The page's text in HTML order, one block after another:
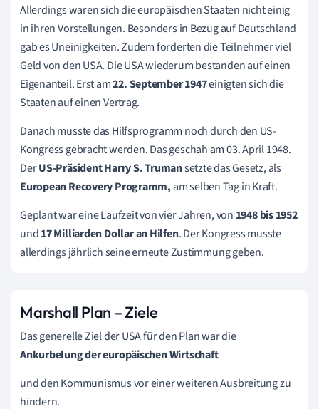
Allerdings waren sich die europäischen Staaten nicht einig
in ihren Vorstellungen. Besonders in Bezug auf Deutschland
gab es Uneinigkeiten. Zudem forderten die Teilnehmer viel
Geld von den USA. Die USA wiederum bestanden auf einen
Eigenanteil. Erst am22. September 1947einigten sich die
Staaten auf einen Vertrag.
Danach musste das Hilfsprogramm noch durch den US-
Kongress gebracht werden. Das geschah am 03. April 1948.
DerUS-Präsident Harry S. Trumansetzte das Gesetz, als
European Recovery Programm, am selben Tag in Kraft.
Geplant war eine Laufzeit von vier Jahren, von 1948 bis 1952
und17 Milliarden Dollar an Hilfen. Der Kongress musste
allerdings jährlich seine erneute Zustimmung geben.
Marshall Plan – Ziele
Das generelle Ziel der USA für den Plan war die
Ankurbelung der europäischen Wirtschaft
und den Kommunismus vor einer weiteren Ausbreitung zu
hindern.